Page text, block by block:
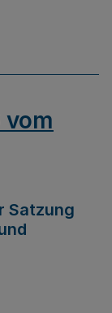
vom
Satzung